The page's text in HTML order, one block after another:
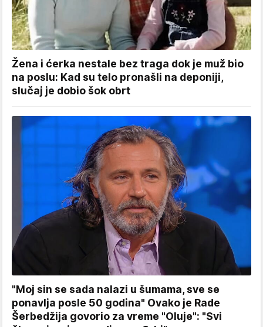
Žena i ćerka nestale bez traga dok je muž bio
na poslu: Kad su telo pronašli na deponiji,
slučaj je dobio šok obrt
"Moj sin se sada nalazi u šumama, sve se
ponavlja posle 50 godina" Ovako je Rade
Šerbedžija govorio za vreme "Oluje": "Svi